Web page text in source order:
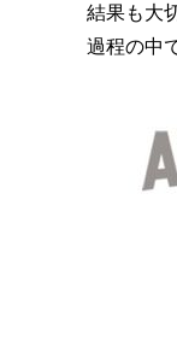
結果も大
過程の中